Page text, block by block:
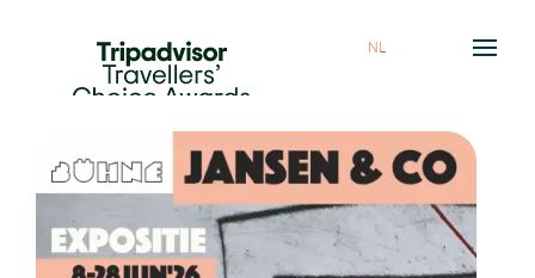
NL
HOME
ETEN & DRINKEN
OVER ONS
AGENDA